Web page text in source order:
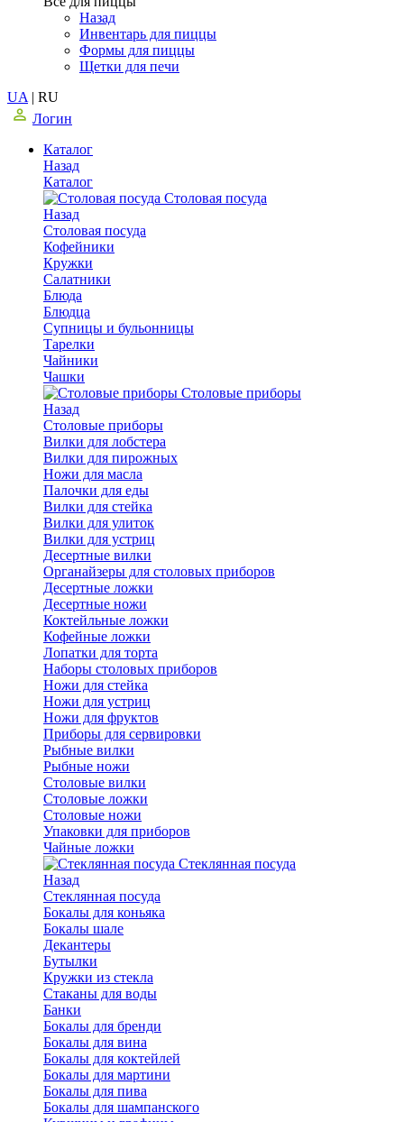
Назад
Инвентарь для пиццы
Формы для пиццы
Щетки для печи
UA | RU
Логин
Каталог
Назад
Каталог
Столовая посуда
Назад
Столовая посуда
Кофейники
Кружки
Салатники
Блюда
Блюдца
Супницы и бульонницы
Тарелки
Чайники
Чашки
Cтоловые приборы
Назад
Cтоловые приборы
Вилки для лобстера
Вилки для пирожных
Ножи для масла
Палочки для еды
Вилки для стейка
Вилки для улиток
Вилки для устриц
Десертные вилки
Органайзеры для столовых приборов
Десертные ложки
Десертные ножи
Коктейльные ложки
Кофейные ложки
Лопатки для торта
Наборы столовых приборов
Ножи для стейка
Ножи для устриц
Ножи для фруктов
Приборы для сервировки
Рыбные вилки
Рыбные ножи
Столовые вилки
Столовые ложки
Столовые ножи
Упаковки для приборов
Чайные ложки
Стеклянная посуда
Назад
Стеклянная посуда
Бокалы для коньяка
Бокалы шале
Декантеры
Бутылки
Кружки из стекла
Стаканы для воды
Банки
Бокалы для бренди
Бокалы для вина
Бокалы для коктейлей
Бокалы для мартини
Бокалы для пива
Бокалы для шампанского